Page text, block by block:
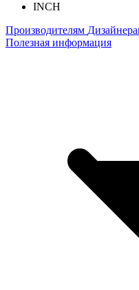
INCH
Производителям
Полезная информация